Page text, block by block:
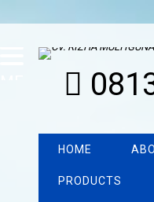
HOME
PRODUCTS